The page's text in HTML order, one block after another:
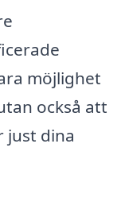
möjlighet
också att
just dina